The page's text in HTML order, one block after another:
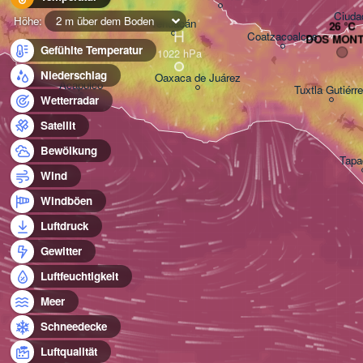
Höhe:
2 m über dem Boden
Gefühlte Temperatur
Niederschlag
Wetterradar
Satellit
Bewölkung
Wind
Windböen
Luftdruck
Gewitter
Luftfeuchtigkeit
Meer
Schneedecke
Luftqualität
Acapulco Tuxtla
Coatzacoalcos
Oaxaca de Juárez
Tehuacán
DOS
H